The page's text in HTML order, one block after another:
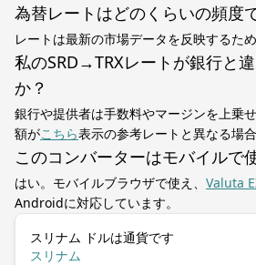
為替レートはどのくらいの頻度
レートは最新の市場データを反映するた
私のSRD→TRXレートが銀行と
か？
銀行や提供者は手数料やマージンを上乗
額がこちら表示の参考レートと異なる場合
このコンバーターはモバイルで
はい。モバイルブラウザで使え、 Valuta
Androidに対応しています。
スリナム ドルは通貨です
スリナム